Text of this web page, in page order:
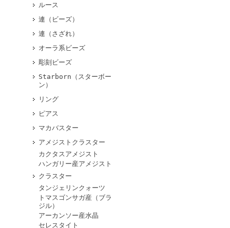
ルース
連（ビーズ）
連（さざれ）
オーラ系ビーズ
彫刻ビーズ
Starborn（スターボー
ン）
リング
ピアス
マカバスター
アメジストクラスター
カクタスアメジスト
ハンガリー産アメジスト
クラスター
タンジェリンクォーツ
トマスゴンサガ産（ブラ
ジル）
アーカンソー産水晶
セレスタイト